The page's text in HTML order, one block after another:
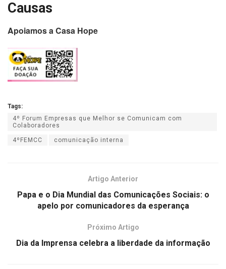
Causas
Apoiamos a Casa Hope
Tags:
4º Forum Empresas que Melhor se Comunicam com
Colaboradores
4ºFEMCC comunicação interna
Artigo Anterior
Papa e o Dia Mundial das Comunicações Sociais: o
apelo por comunicadores da esperança
Próximo Artigo
Dia da Imprensa celebra a liberdade da informação